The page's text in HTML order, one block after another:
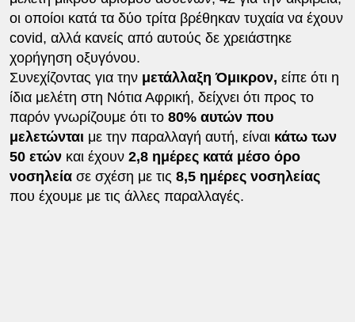
οι οποίοι κατά τα δύο τρίτα βρέθηκαν τυχαία να έχουν
covid, αλλά κανείς από αυτούς δε χρειάστηκε
χορήγηση οξυγόνου.
Συνεχίζοντας για τηνμετάλλαξη Όμικρον, είπε ότι η
ίδια μελέτη στη Νότια Αφρική, δείχνει ότι προς το
παρόν γνωρίζουμε ότι το80% αυτών που
μελετώνται με την παραλλαγή αυτή, είναι κάτω των
50 ετώνκαι έχουν 2,8 ημέρες κατά μέσο όρο
νοσηλείασε σχέση με τις 8,5 ημέρες νοσηλείας
που έχουμε με τις άλλες παραλλαγές.